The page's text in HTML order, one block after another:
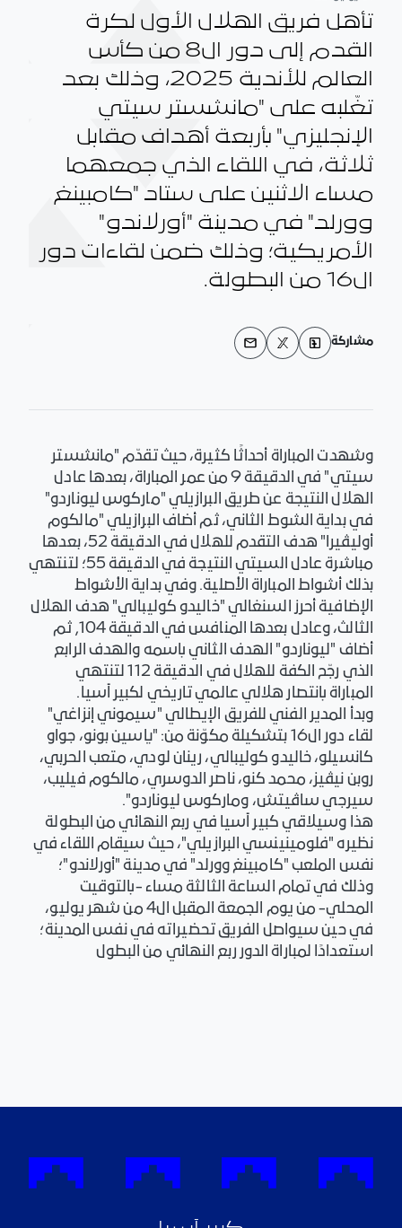
تأهل فريق الهلال الأول لكرة
القدم إلى دور ال8 من كأس
العالم للأندية 2025، وذلك بعد
تغّلبه على "مانشستر سيتي
الإنجليزي" بأربعة أهداف مقابل
ثلاثة، في اللقاء الذي جمعهما
مساء الاثنين على ستاد "كامبينغ
وورلد" في مدينة "أورلاندو"
الأمريكية؛ وذلك ضمن لقاءات دور
ال16 من البطولة.
مشاركة
وشهدت المباراة أحداثًا كثيرة، حيث تقدّم "مانشستر
سيتي" في الدقيقة 9 من عمر المباراة، بعدها عادل
الهلال النتيجة عن طريق البرازيلي "ماركوس ليوناردو"
في بداية الشوط الثاني، ثم أضاف البرازيلي "مالكوم
أوليڤيرا" هدف التقدم للهلال في الدقيقة 52، بعدها
مباشرة عادل السيتي النتيجة في الدقيقة 55؛ لتنتهي
بذلك أشواط المباراة الأصلية. وفي بداية الأشواط
الإضافية أحرز السنغالي "خاليدو كوليبالي" هدف الهلال
الثالث، وعادل بعدها المنافس في الدقيقة 104, ثم
أضاف "ليوناردو" الهدف الثاني باسمه والهدف الرابع
الذي رجّح الكفة للهلال في الدقيقة 112 لتنتهي
المباراة بانتصار هلالي عالمي تاريخي لكبير آسيا.
وبدأ المدير الفني للفريق الإيطالي "سيموني إنزاغي"
لقاء دور ال16 بتشكيلة مكوّنة من: "ياسين بونو، جواو
كانسيلو، خاليدو كوليبالي، رينان لودي، متعب الحربي،
روبن نيڤيز، محمد كنو، ناصر الدوسري، مالكوم فيليب،
سيرجي ساڤيتش، وماركوس ليوناردو".
هذا وسيلاقي كبير آسيا في ربع النهائي من البطولة
نظيره "فلومينينسي البرازيلي"، حيث سيقام اللقاء في
نفس الملعب "كامبينغ وورلد" في مدينة "أورلاندو"؛
وذلك في تمام الساعة الثالثة مساء -بالتوقيت
المحلي- من يوم الجمعة المقبل ال4 من شهر يوليو،
في حين سيواصل الفريق تحضيراته في نفس المدينة؛
استعدادًا لمباراة الدور ربع النهائي من البطول